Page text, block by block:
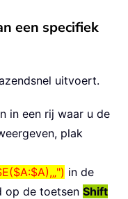
een specifiek
uitvoert.
in een rij waar u de
plak
in de
op de toetsen Shift